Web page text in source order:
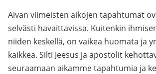
Aivan viimeisten aikojen tapahtumat
selvästi havaittavissa. Kuitenkin
niiden keskellä, on vaikea huomata ja
kaikkea. Silti Jeesus ja apostolit
seuraamaan aikamme tapahtumia ja